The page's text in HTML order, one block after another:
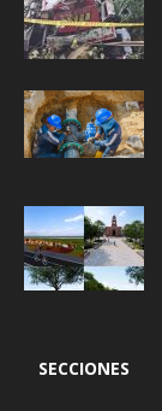
SECCIONES